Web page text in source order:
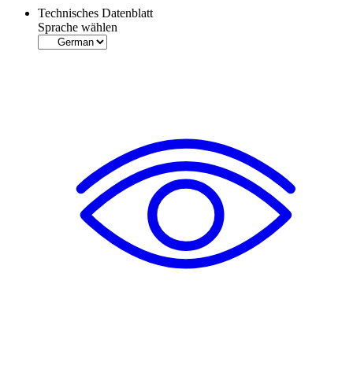
Technisches Datenblatt
Sprache wählen